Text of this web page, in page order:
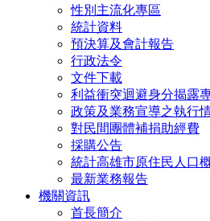
性別主流化專區
統計資料
預決算及會計報告
行政法令
文件下載
利益衝突迴避身分揭露
政策及業務宣導之執行
對民間團體補捐助經費
採購公告
統計高雄市原住民人口
最新業務報告
機關資訊
首長簡介